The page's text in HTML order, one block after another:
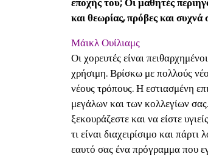
και θεωρίας, πρόβες και συχνά
Μάικλ Ουίλιαμς
Οι χορευτές είναι
χρήσιμη. Βρίσκω με πολλούς
νέους τρόπους. Η εστιασμένη
μεγάλων και των κολλεγίων
ξεκουράζεστε και να είστε
τι είναι διαχειρίσιμο και
εαυτό σας ένα πρόγραμμα που